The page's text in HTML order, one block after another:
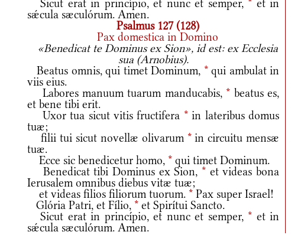
Sicut erat in princípio, et nunc et semper, * et in
sǽcula sæculórum. Amen.
Psalmus 127 (128)
Pax domestica in Domino
«Benedicat te Dominus ex Sion», id est: ex Ecclesia
sua (Arnobius).
Beatus omnis, qui timet Dominum, *qui ambulat in
viis eius.
Labores manuum tuarum manducabis, * beatus es,
et bene tibi erit.
Uxor tua sicut vitis fructifera *in lateribus domus
tuæ;
filii tui sicut novellæ olivarum *in circuitu mensæ
tuæ.
Ecce sic benedicetur homo, * qui timet Dominum.
Benedicat tibi Dominus ex Sion, * et videas bona
Ierusalem omnibus diebus vitæ tuæ;
et videas filios filiorum tuorum. * Pax super Israel!
Glória Patri, et Fílio, * et Spirítui Sancto.
Sicut erat in princípio, et nunc et semper, * et in
sǽcula sæculórum. Amen.